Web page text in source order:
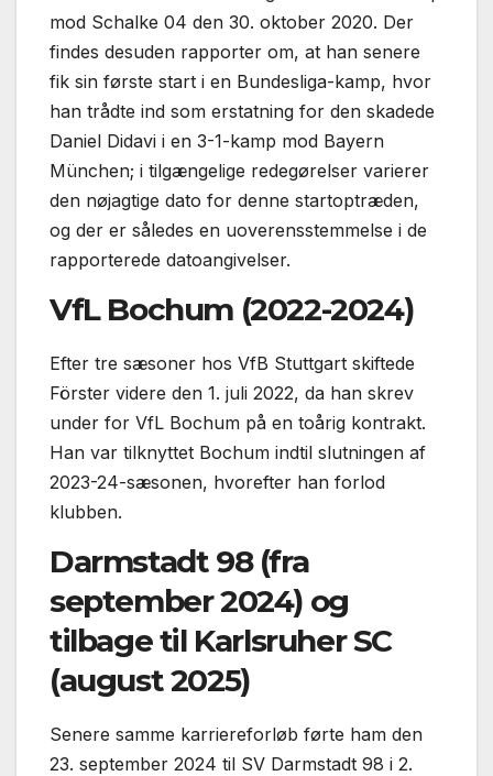
mod Schalke 04 den 30. oktober 2020. Der
findes desuden rapporter om, at han senere
fik sin første start i en Bundesliga-kamp, hvor
han trådte ind som erstatning for den skadede
Daniel Didavi i en 3-1-kamp mod Bayern
München; i tilgængelige redegørelser varierer
den nøjagtige dato for denne startoptræden,
og der er således en uoverensstemmelse i de
rapporterede datoangivelser.
VfL Bochum (2022-2024)
Efter tre sæsoner hos VfB Stuttgart skiftede
Förster videre den 1. juli 2022, da han skrev
under for VfL Bochum på en toårig kontrakt.
Han var tilknyttet Bochum indtil slutningen af
2023-24-sæsonen, hvorefter han forlod
klubben.
Darmstadt 98 (fra
september 2024) og
tilbage til Karlsruher SC
(august 2025)
Senere samme karriereforløb førte ham den
23. september 2024 til SV Darmstadt 98 i 2.